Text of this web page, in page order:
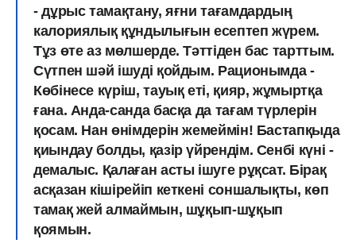
- дұрыс тамақтану, яғни тағамдардың
калориялық құндылығын есептеп жүрем.
Тұз өте аз мөлшерде. Тәттіден бас тарттым.
Сүтпен шәй ішуді қойдым. Рационымда -
Көбінесе күріш, тауық еті, қияр, жұмыртқа
ғана. Анда-санда басқа да тағам түрлерін
қосам. Нан өнімдерін жемеймін! Бастапқыда
қиындау болды, қазір үйрендім. Сенбі күні -
демалыс. Қалаған асты ішуге рұқсат. Бірақ
асқазан кішірейіп кеткені соншалықты, көп
тамақ жей алмаймын, шұқып-шұқып
қоямын.